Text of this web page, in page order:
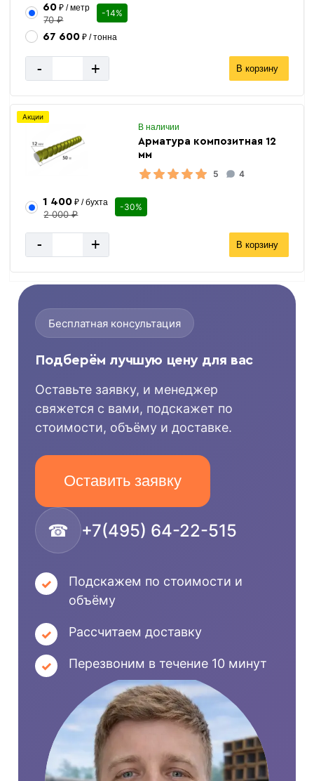
60 ₽ / метр
70 ₽
-14%
67 600 ₽ / тонна
- + В корзину
Акции
В наличии
Арматура композитная 12
мм
5
4
1 400 ₽ / бухта
2 000 ₽
-30%
- + В корзину
Бесплатная консультация
Подберём лучшую цену для вас
Оставьте заявку, и менеджер
свяжется с вами, подскажет по
стоимости, объёму и доставке.
Оставить заявку
☎ +7(495) 64-22-515
Подскажем по стоимости и
объёму
Рассчитаем доставку
Перезвоним в течение 10 минут